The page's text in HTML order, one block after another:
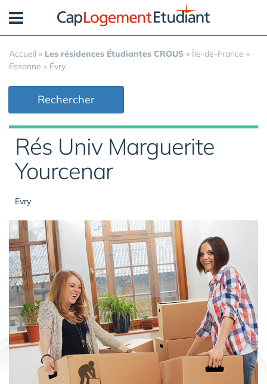
Accueil » Les résidences Étudiantes CROUS » Île-de-France »
Essonne » Évry
Rechercher
Rés Univ Marguerite
Yourcenar
Evry